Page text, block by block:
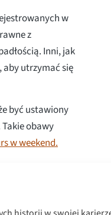
w
z
Inni, jak
aby utrzymać się
być ustawiony
obawy
w weekend.